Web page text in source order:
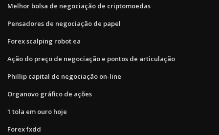
Melhor bolsa de negociação de criptomoedas
Pensadores de negociação de papel
Forex scalping robot ea
Ação do preço de negociação e pontos de articulação
Phillip capital de negociação on-line
Organovo gráfico de ações
1 tola em ouro hoje
Forex fxdd